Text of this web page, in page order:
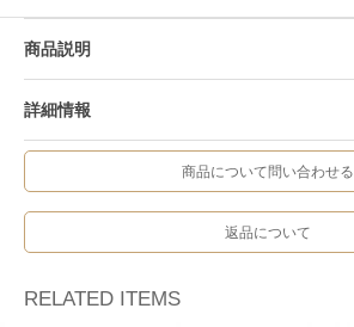
商品説明
詳細情報
商品について問い合わせる
返品について
RELATED ITEMS